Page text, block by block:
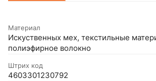
Материал
Искуственных мех, текстильные
полиэфирное волокно
Штрих код
4603301230792